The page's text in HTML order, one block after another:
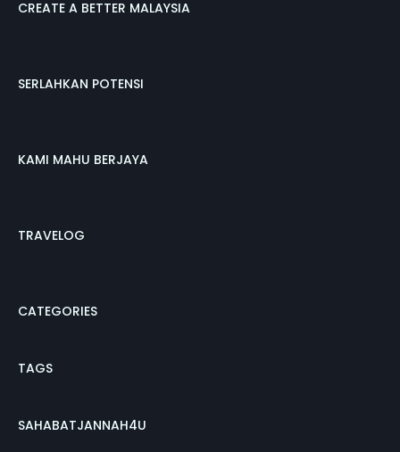
CREATE A BETTER MALAYSIA
SERLAHKAN POTENSI
KAMI MAHU BERJAYA
TRAVELOG
CATEGORIES
TAGS
SAHABATJANNAH4U